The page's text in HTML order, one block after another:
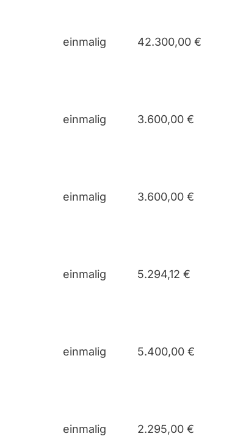
einmalig 42.300,00 €
einmalig 3.600,00 €
einmalig 3.600,00 €
einmalig 5.294,12 €
einmalig 5.400,00 €
einmalig 2.295,00 €